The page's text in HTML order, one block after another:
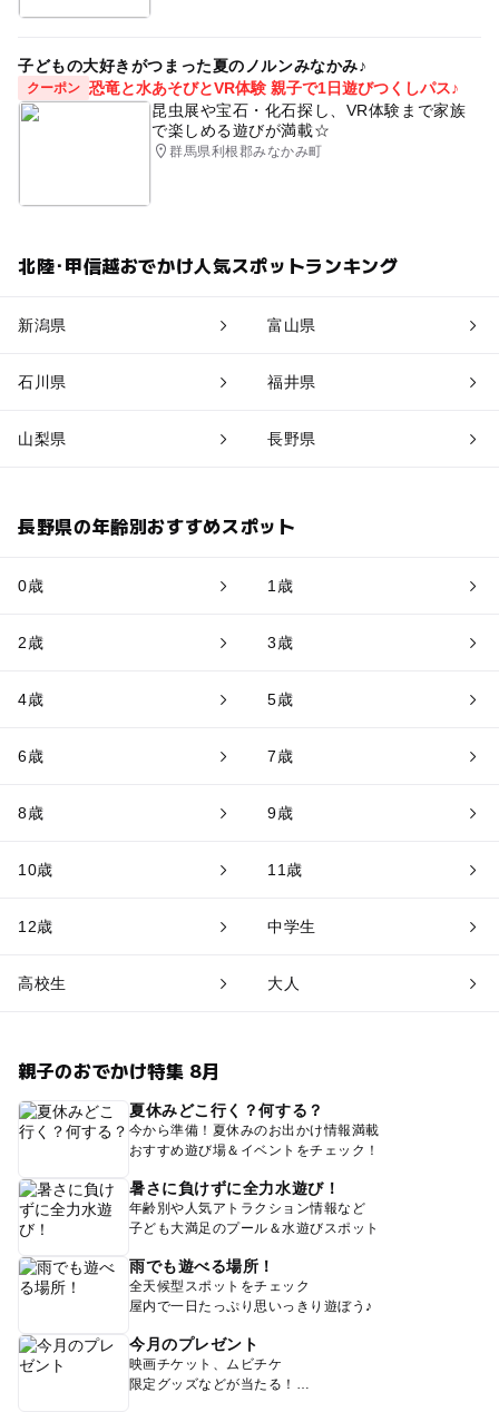
子どもの大好きがつまった夏のノルンみなかみ♪
クーポン 恐竜と水あそびとVR体験 親子で1日遊びつくしパス♪
昆虫展や宝石・化石探し、VR体験まで家族
で楽しめる遊びが満載☆
群馬県利根郡みなかみ町
北陸･甲信越おでかけ人気スポットランキング
新潟県 富山県
石川県 福井県
山梨県 長野県
長野県の年齢別おすすめスポット
0歳 1歳
2歳 3歳
4歳 5歳
6歳 7歳
8歳 9歳
10歳 11歳
12歳 中学生
高校生 大人
親子のおでかけ特集 8月
夏休みどこ行く？何する？
今から準備！夏休みのお出かけ情報満載
おすすめ遊び場＆イベントをチェック！
暑さに負けずに全力水遊び！
年齢別や人気アトラクション情報など
子ども大満足のプール＆水遊びスポット
雨でも遊べる場所！
全天候型スポットをチェック
屋内で一日たっぷり思いっきり遊ぼう♪
今月のプレゼント
映画チケット、ムビチケ
限定グッズなどが当たる！